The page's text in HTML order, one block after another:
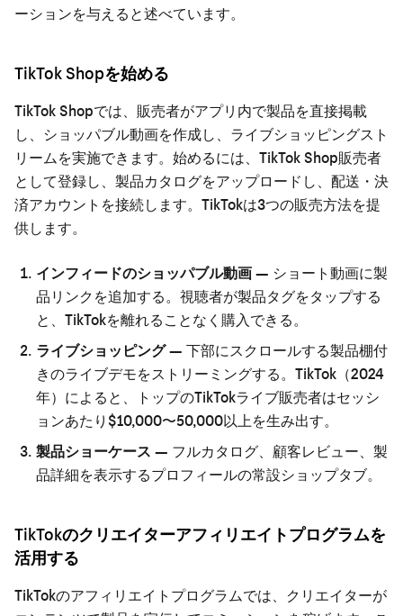
ーションを与えると述べています。
TikTok Shopを始める
TikTok Shopでは、販売者がアプリ内で製品を直接掲載
し、ショッパブル動画を作成し、ライブショッピングスト
リームを実施できます。始めるには、TikTok Shop販売者
として登録し、製品カタログをアップロードし、配送・決
済アカウントを接続します。TikTokは3つの販売方法を提
供します。
インフィードのショッパブル動画— ショート動画に製
品リンクを追加する。視聴者が製品タグをタップする
と、TikTokを離れることなく購入できる。
ライブショッピング— 下部にスクロールする製品棚付
きのライブデモをストリーミングする。TikTok（2024
年）によると、トップのTikTokライブ販売者はセッシ
ョンあたり$10,000〜50,000以上を生み出す。
製品ショーケース — フルカタログ、顧客レビュー、製
品詳細を表示するプロフィールの常設ショップタブ。
TikTokのクリエイターアフィリエイトプログラムを
活用する
TikTokのアフィリエイトプログラムでは、クリエイターが